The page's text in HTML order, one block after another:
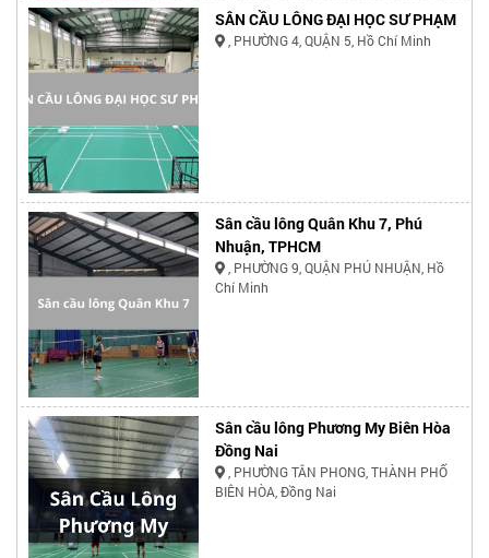
SÂN CẦU LÔNG ĐẠI HỌC SƯ PHẠM
, PHƯỜNG 4, QUẬN 5, Hồ Chí Minh
Sân cầu lông Quân Khu 7, Phú
Nhuận, TPHCM
, PHƯỜNG 9, QUẬN PHÚ NHUẬN, Hồ
Chí Minh
Sân cầu lông Phương My Biên Hòa
Đồng Nai
, PHƯỜNG TÂN PHONG, THÀNH PHỐ
BIÊN HÒA, Đồng Nai